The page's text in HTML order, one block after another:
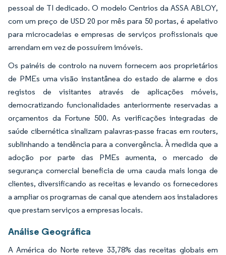
pessoal de TI dedicado. O modelo Centrios da ASSA ABLOY,
com um preço de USD 20 por mês para 50 portas, é apelativo
para microcadeias e empresas de serviços profissionais que
arrendam em vez de possuírem imóveis.
Os painéis de controlo na nuvem fornecem aos proprietários
de PMEs uma visão instantânea do estado de alarme e dos
registos de visitantes através de aplicações móveis,
democratizando funcionalidades anteriormente reservadas a
orçamentos da Fortune 500. As verificações integradas de
saúde cibernética sinalizam palavras-passe fracas em routers,
sublinhando a tendência para a convergência. À medida que a
adoção por parte das PMEs aumenta, o mercado de
segurança comercial beneficia de uma cauda mais longa de
clientes, diversificando as receitas e levando os fornecedores
a ampliar os programas de canal que atendem aos instaladores
que prestam serviços a empresas locais.
Análise Geográfica
A América do Norte reteve 33,78% das receitas globais em